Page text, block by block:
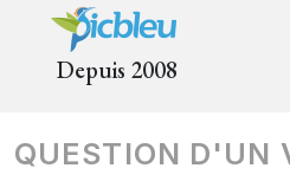
Depuis 2008
QUESTION D'UN